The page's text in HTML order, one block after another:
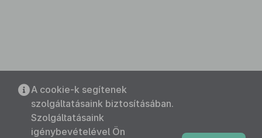
A cookie-k segítenek
szolgáltatásaink biztosításában.
Szolgáltatásaink
igénybevételével Ön